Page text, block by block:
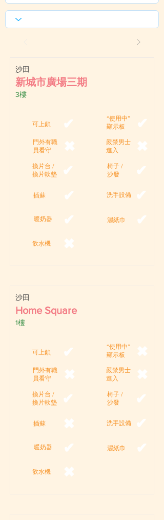
沙田
新城市廣場三期
3樓
✔
可上鎖
✖
門外有職
員看守
✔
換片台 /
換片軟墊
✔
插蘇
✔
暖奶器
✖
飲水機
✔
“使用中”
顯示板
✖
嚴禁男士
進入
✔
椅子 /
沙發
✔
洗手設備
✔
濕紙巾
沙田
Home Square
1樓
✔
可上鎖
✖
門外有職
員看守
✔
換片台 /
換片軟墊
✖
插蘇
✔
暖奶器
✖
飲水機
✖
“使用中”
顯示板
✖
嚴禁男士
進入
✔
椅子 /
沙發
✔
洗手設備
✔
濕紙巾